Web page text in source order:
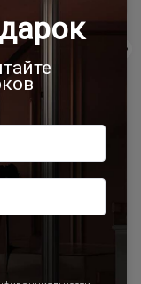
см
Decoro